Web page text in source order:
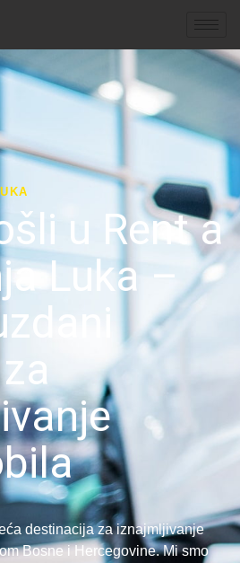
u Rent a
Luka –
destinacija za iznajmljivanje
Bosne i Hercegovine. Mi smo